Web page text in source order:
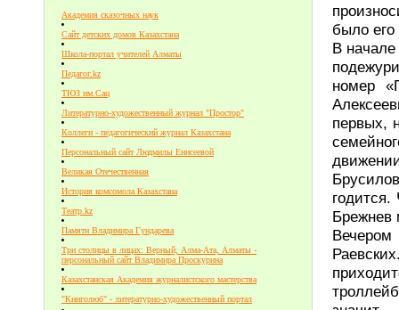
Академия сказочных наук
Сайт детских домов Казахстана
Школа-портал учителей Алматы
Педагог.kz
ТЮЗ им.Сац
Литературно-художественный журнал "Простор"
Коллеги - педагогический журнал Казахстана
Персональный сайт Людмилы Енисеевой
Великая Отечественная
История комсомола Казахстана
Театр.kz
Памяти Владимира Гундарева
Три столицы в лицах: Верный, Алма-Ата, Алматы -
персональный сайт Владимира Проскурина
Казахстанская Академия журналистского мастерства
"Книголюб" - литературно-художественный портал
было его
В
номер
первых,
Брежнев